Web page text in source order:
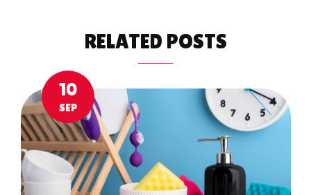
RELATED POSTS
10
SEP